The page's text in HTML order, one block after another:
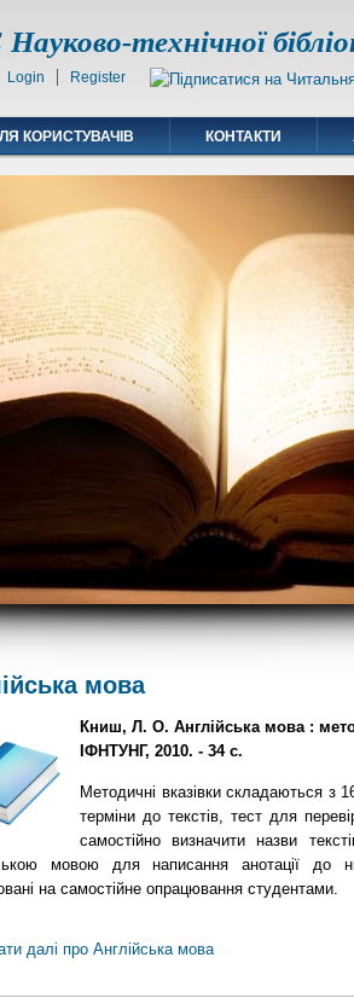
технічної
Login Register
КОРИСТУВАЧІВ КОНТАКТИ
мова
Книш, Л. О. Англійська мова :
ІФНТУНГ, 2010. - 34 с.
Методичні вказівки складаються з
терміни до текстів, тест для
самостійно визначити назви
мовою для написання анотації до
на самостійне опрацювання студентами.
далі про Англійська мова